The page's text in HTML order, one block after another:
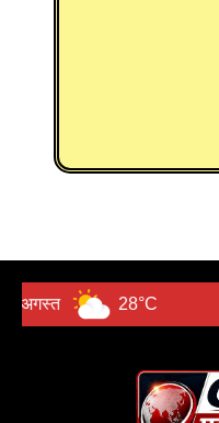
28°C 13 अगस्त